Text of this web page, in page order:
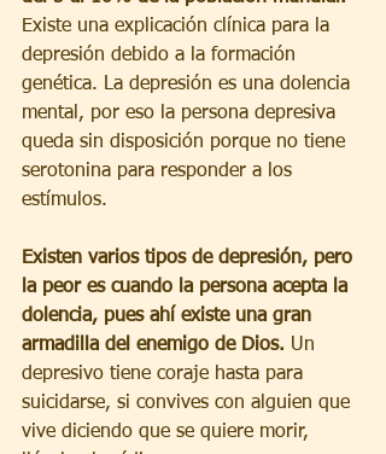
Existe una explicación clínica para la
depresión debido a la formación
genética. La depresión es una dolencia
mental, por eso la persona depresiva
queda sin disposición porque no tiene
serotonina para responder a los
estímulos.
Existen varios tipos de depresión, pero
la peor es cuando la persona acepta la
dolencia, pues ahí existe una gran
armadilla del enemigo de Dios. Un
depresivo tiene coraje hasta para
suicidarse, si convives con alguien que
vive diciendo que se quiere morir,